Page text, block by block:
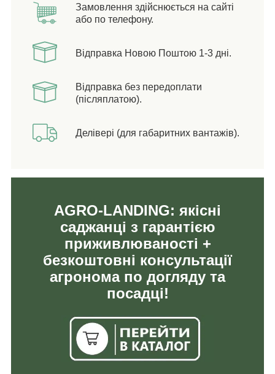
Замовлення здійснюється на сайті
або по телефону.
Відправка Новою Поштою 1-3 дні.
Відправка без передоплати
(післяплатою).
Делівері (для габаритних вантажів).
AGRO-LANDING: якісні
саджанці з гарантією
приживлюваності +
безкоштовні консультації
агронома по догляду та
посадці!